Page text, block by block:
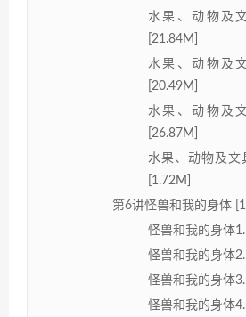
水果、动物及
[21.84M]
水果、动物及
[20.49M]
水果、动物及
[26.87M]
水果、动物及文
[1.72M]
第6讲怪兽和我的身体
怪兽和我的身体
怪兽和我的身体
怪兽和我的身体
怪兽和我的身体